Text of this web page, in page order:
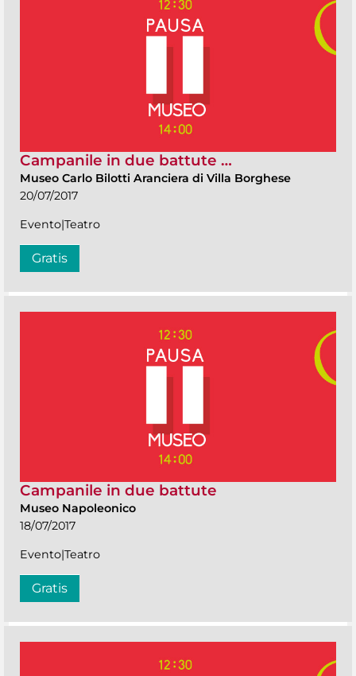
Campanile in due battute …
Museo Carlo Bilotti Aranciera di Villa Borghese
20/07/2017
Evento|Teatro
Gratis
Campanile in due battute
Museo Napoleonico
18/07/2017
Evento|Teatro
Gratis